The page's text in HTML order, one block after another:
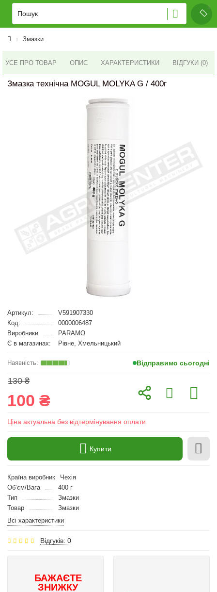
Змазки
УСЕ ПРО ТОВАР ОПИС ХАРАКТЕРИСТИКИ ВІДГУКИ (0)
Змазка технічна MOGUL MOLYKA G / 400г
Артикул:
V591907330
Код:
0000006487
Виробники
PARAMO
Є в магазинах:
Рівне, Хмельницький
Відправимо сьогодні
130 ₴
100 ₴
Ціна актуальна без відтермінування оплати
Купити
Країна виробник
Чехія
Об’єм/Вага
400 г
Тип
Змазки
Товар
Змазки
Всі характеристики
Відгуків: 0
БАЖАЄТЕ
ЗНИЖКУ